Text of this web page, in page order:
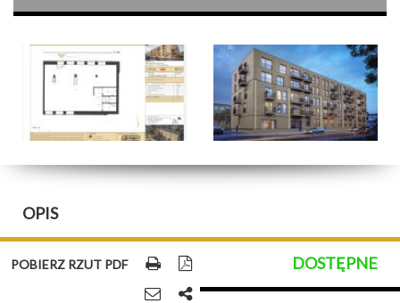
OPIS
POBIERZ RZUT PDF DOSTĘPNE